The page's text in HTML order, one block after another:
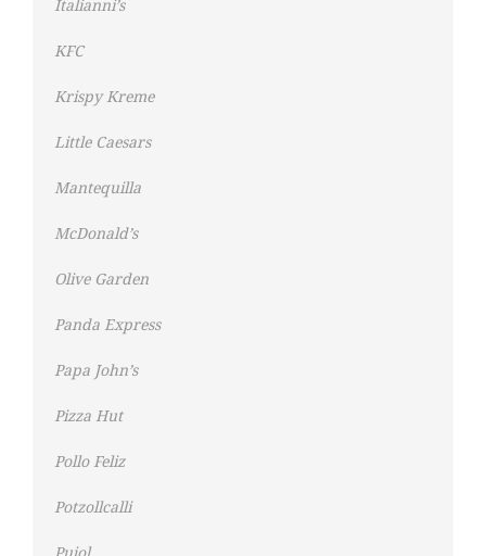
Italianni’s
KFC
Krispy Kreme
Little Caesars
Mantequilla
McDonald’s
Olive Garden
Panda Express
Papa John’s
Pizza Hut
Pollo Feliz
Potzollcalli